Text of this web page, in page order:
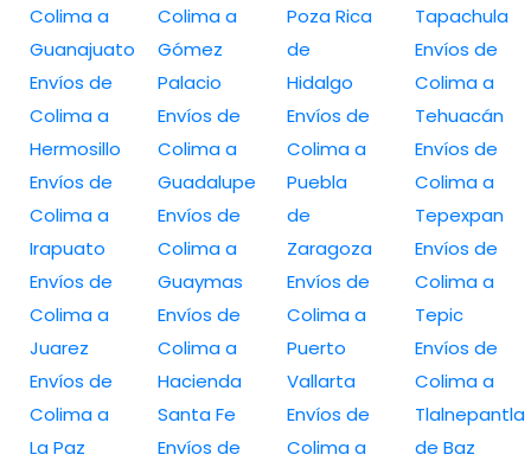
Colima a
Guanajuato
Envíos de
Colima a
Hermosillo
Envíos de
Colima a
Irapuato
Envíos de
Colima a
Juarez
Envíos de
Colima a
La Paz
Colima a
Gómez
Palacio
Envíos de
Colima a
Guadalupe
Envíos de
Colima a
Guaymas
Envíos de
Colima a
Hacienda
Santa Fe
Envíos de
Poza Rica
de
Hidalgo
Envíos de
Colima a
Puebla
de
Zaragoza
Envíos de
Colima a
Puerto
Vallarta
Envíos de
Colima a
Tapachula
Envíos de
Colima a
Tehuacán
Envíos de
Colima a
Tepexpan
Envíos de
Colima a
Tepic
Envíos de
Colima a
Tlalnepantla
de Baz